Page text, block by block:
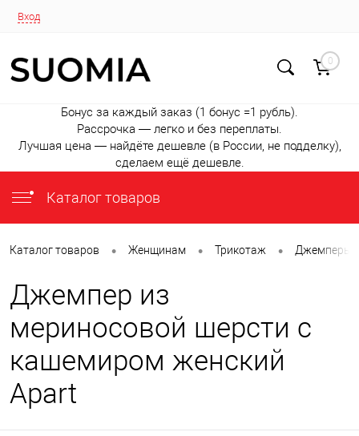
Вход
0
Бонус за каждый заказ (1 бонус =1 рубль).
Рассрочка — легко и без переплаты.
Лучшая цена — найдёте дешевле (в России, не подделку),
сделаем ещё дешевле.
Каталог товаров
Каталог товаров • Женщинам • Трикотаж • Джемперы
Джемпер из
мериносовой шерсти с
кашемиром женский
Apart